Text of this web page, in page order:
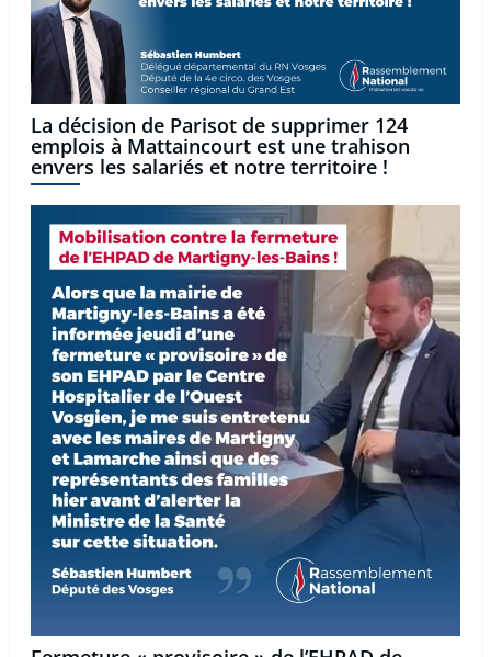
La décision de Parisot de supprimer 124
emplois à Mattaincourt est une trahison
envers les salariés et notre territoire !